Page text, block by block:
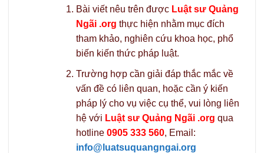
Bài viết nêu trên được Luật sư Quảng
Ngãi .org thực hiện nhằm mục đích
tham khảo, nghiên cứu khoa học, phổ
biến kiến thức pháp luật.
Trường hợp cần giải đáp thắc mắc về
vấn đề có liên quan, hoặc cần ý kiến
pháp lý cho vụ việc cụ thể, vui lòng liên
hệ với Luật sư Quảng Ngãi .org qua
hotline 0905 333 560, Email:
info@luatsuquangngai.org